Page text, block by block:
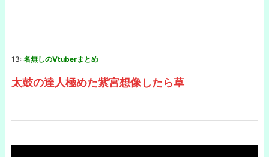
13: 名無しのVtuberまとめ
太鼓の達人極めた紫宮想像したら草